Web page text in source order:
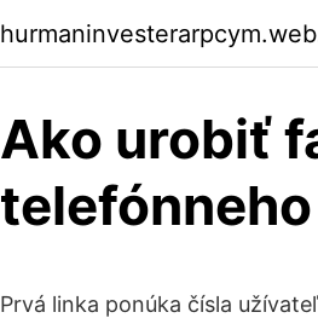
Ako urobiť
Prvá linka ponúka čísla